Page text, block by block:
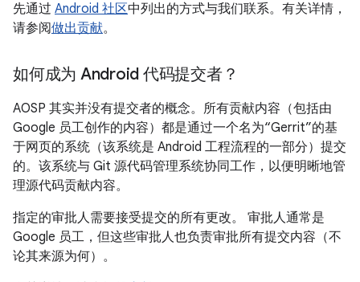
先通过 Android 社区中列出的方式与我们联系。有关详情，
请参阅做出贡献。
如何成为 Android 代码提交者？
AOSP 其实并没有提交者的概念。所有贡献内容（包括由
Google 员工创作的内容）都是通过一个名为“Gerrit”的基
于网页的系统（该系统是 Android 工程流程的一部分）提交
的。该系统与 Git 源代码管理系统协同工作，以便明晰地管
理源代码贡献内容。
指定的审批人需要接受提交的所有更改。 审批人通常是
Google 员工，但这些审批人也负责审批所有提交内容（不
论其来源为何）。